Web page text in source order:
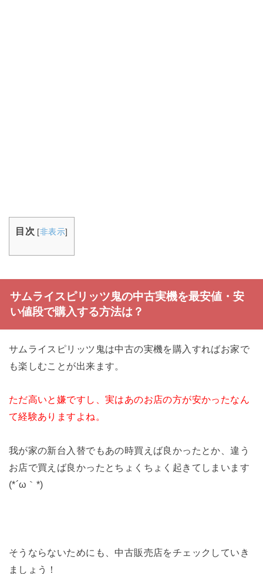
目次 [非表示]
サムライスピリッツ鬼の中古実機を最安値・安
い値段で購入する方法は？
サムライスピリッツ鬼は中古の実機を購入すればお家で
も楽しむことが出来ます。
ただ高いと嫌ですし、実はあのお店の方が安かったなん
て経験ありますよね。
我が家の新台入替でもあの時買えば良かったとか、違う
お店で買えば良かったとちょくちょく起きてしまいます
(*´ω｀*)
そうならないためにも、中古販売店をチェックしていき
ましょう！